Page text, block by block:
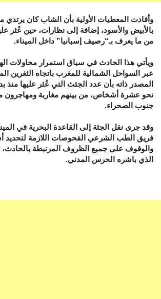
وأفادت المعطيات الأولية بأن الشاب كان يرتدي
بالأبيض والأسود، إضافة إلى نظارات، حين عُثر
من ما يعرف بـ“رصيف إسبانيا” داخل الميناء.
ويأتي هذا الحادث في سياق استمرار محاولات
عبر السواحل الشمالية للمغرب باتجاه الثغرين
نحو عشرة أشخاص، من بينهم مغاربة ومهاجرون
جنوب الصحراء.
وقد جرى نقل الجثة إلى القاعدة البحرية في
فريق الطب الشرعي الفحوصات اللازمة لتحديد
والوقوف على جميع الظروف المرتبطة بالحادث،
الذي باشره الحرس المدني.